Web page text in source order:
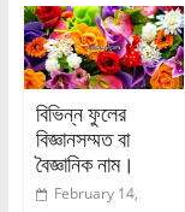
বিভিন্ন ফুলের
বিজ্ঞানসম্মত বা
বৈজ্ঞানিক নাম।
February 14,